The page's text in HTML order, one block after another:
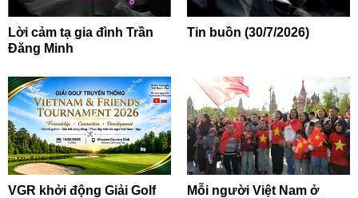
Lời cảm tạ gia đình Trần
Đăng Minh
Tin buồn (30/7/2026)
VGR khởi động Giải Golf
Mỗi người Việt Nam ở